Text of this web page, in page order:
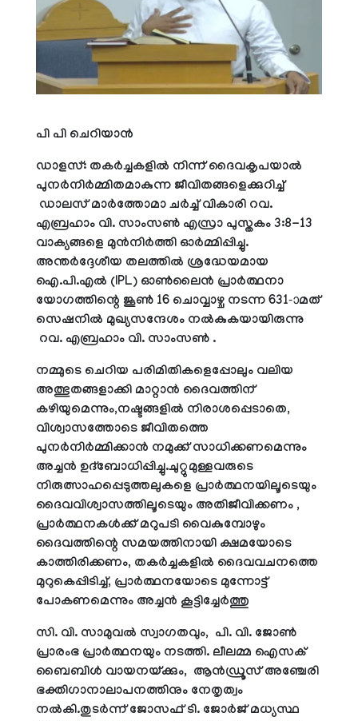
പി പി ചെറിയാന്‍
ഡാളസ്: തകര്‍ച്ചകളില്‍ നിന്ന് ദൈവകൃപയാല്‍
പുനര്‍നിര്‍മ്മിതമാകുന്ന ജീവിതങ്ങളെക്കുറിച്ച്
ഡാലസ് മാര്‍ത്തോമാ ചര്‍ച്ച് വികാരി റവ.
എബ്രഹാം വി. സാംസണ്‍ എസ്രാ പുസ്തകം 3:8-13
വാക്യങ്ങളെ മുന്‍നിര്‍ത്തി ഓര്‍മ്മിപ്പിച്ചു.
അന്തര്‍ദ്ദേശീയ തലത്തില്‍ ശ്രദ്ധേയമായ
ഐ.പി.എല്‍ (IPL) ഓണ്‍ലൈന്‍ പ്രാര്‍ത്ഥനാ
യോഗത്തിന്റെ ജൂണ്‍ 16 ചൊവ്വാഴ്ച നടന്ന 631-ാമത്
സെഷനില്‍ മുഖ്യസന്ദേശം നല്‍കുകയായിരുന്നു
റവ. എബ്രഹാം വി. സാംസണ്‍ .
നമ്മുടെ ചെറിയ പരിമിതികളെപ്പോലും വലിയ
അത്ഭുതങ്ങളാക്കി മാറ്റാന്‍ ദൈവത്തിന്
കഴിയുമെന്നും,നഷ്ടങ്ങളില്‍ നിരാശപ്പെടാതെ,
വിശ്വാസത്തോടെ ജീവിതത്തെ
പുനര്‍നിര്‍മ്മിക്കാന്‍ നമുക്ക് സാധിക്കണമെന്നും
അച്ചന്‍ ഉദ്‌ബോധിപ്പിച്ചു.ചുറ്റുമുള്ളവരുടെ
നിരുത്സാഹപ്പെടുത്തലുകളെ പ്രാര്‍ത്ഥനയിലൂടെയും
ദൈവവിശ്വാസത്തിലൂടെയും അതിജീവിക്കണം ,
പ്രാര്‍ത്ഥനകള്‍ക്ക് മറുപടി വൈകുമ്പോഴും
ദൈവത്തിന്റെ സമയത്തിനായി ക്ഷമയോടെ
കാത്തിരിക്കണം, തകര്‍ച്ചകളില്‍ ദൈവവചനത്തെ
മുറുകെപ്പിടിച്ച്, പ്രാര്‍ത്ഥനയോടെ മുന്നോട്ട്
പോകണമെന്നും അച്ചന്‍ കൂട്ടിച്ചേര്‍ത്തു
സി. വി. സാമുവല്‍ സ്വാഗതവും, പി. വി. ജോണ്‍
പ്രാരംഭ പ്രാര്‍ത്ഥനയും നടത്തി. ലീലമ്മ ഐസക്
ബൈബിള്‍ വായനയ്ക്കും, ആന്‍ഡ്രൂസ് അഞ്ചേരി
ഭക്തിഗാനാലാപനത്തിനും നേതൃത്വം
നല്‍കി.തുടര്‍ന്ന് ജോസഫ് ടി. ജോര്‍ജ് മധ്യസ്ഥ